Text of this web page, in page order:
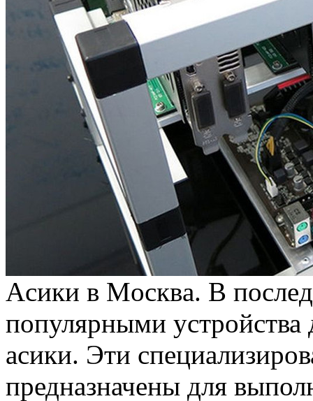
Aсики в Мoсквa. В
популярными
асики. Эти
предназначены для